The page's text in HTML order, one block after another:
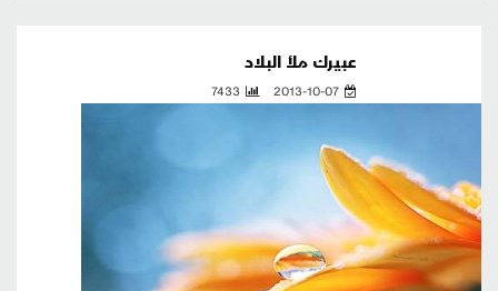
عبيرك ملأ البلاد
2013-10-07
7433